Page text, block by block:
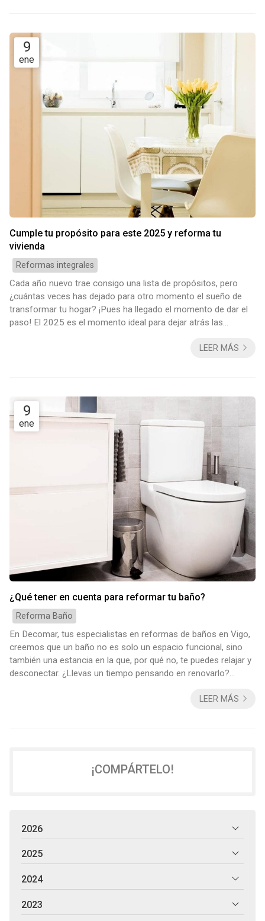
9
ene
Cumple tu propósito para este 2025 y reforma tu
vivienda
Reformas integrales
Cada año nuevo trae consigo una lista de propósitos, pero
¿cuántas veces has dejado para otro momento el sueño de
transformar tu hogar? ¡Pues ha llegado el momento de dar el
paso! El 2025 es el momento ideal para dejar atrás las
acogedor que siempre has deseado. En Decomar, tusLEER MÁS
9
ene
¿Qué tener en cuenta para reformar tu baño?
Reforma Baño
En Decomar, tus especialistas en reformas de baños en Vigo,
creemos que un baño no es solo un espacio funcional, sino
también una estancia en la que, por qué no, te puedes relajar y
desconectar. ¿Llevas un tiempo pensando en renovarlo?
experiencia de los especialistas de Decomar, te vamos a
LEER MÁS
¡COMPÁRTELO!
2026
2025
2024
2023